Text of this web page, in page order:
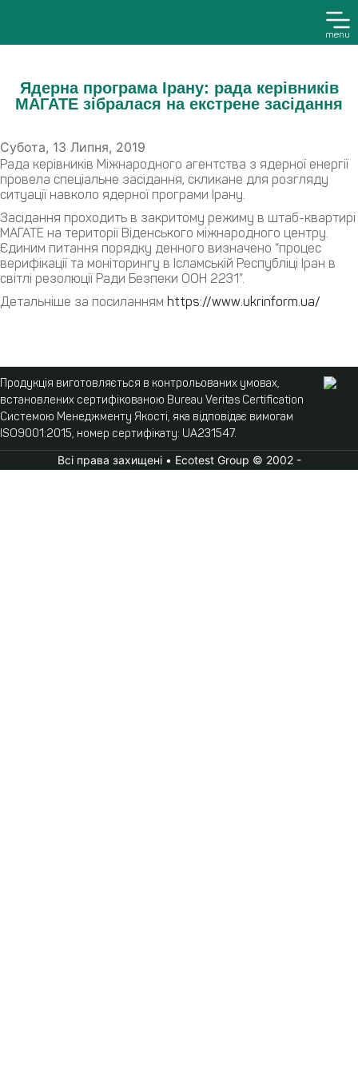
menu
Ядерна програма Ірану: рада керівників
МАГАТЕ зібралася на екстрене засідання
Субота, 13 Липня, 2019
Рада керівників Міжнародного агентства з ядерної енергії
провела спеціальне засідання, скликане для розгляду
ситуації навколо ядерної програми Ірану.
Засідання проходить в закритому режиму в штаб-квартирі
МАГАТЕ на території Віденського міжнародного центру.
Єдиним питання порядку денного визначено “процес
верифікації та моніторингу в Ісламській Республіці Іран в
світлі резолюції Ради Безпеки ООН 2231”.
Детальніше за посиланням https://www.ukrinform.ua/
Продукція виготовляється в контрольованих умовах,
встановлених сертифікованою Bureau Veritas Certification
Системою Менеджменту Якості, яка відповідає вимогам
ISO9001:2015, номер сертифікату: UA231547.
Всі права захищені • Ecotest Group © 2002 -